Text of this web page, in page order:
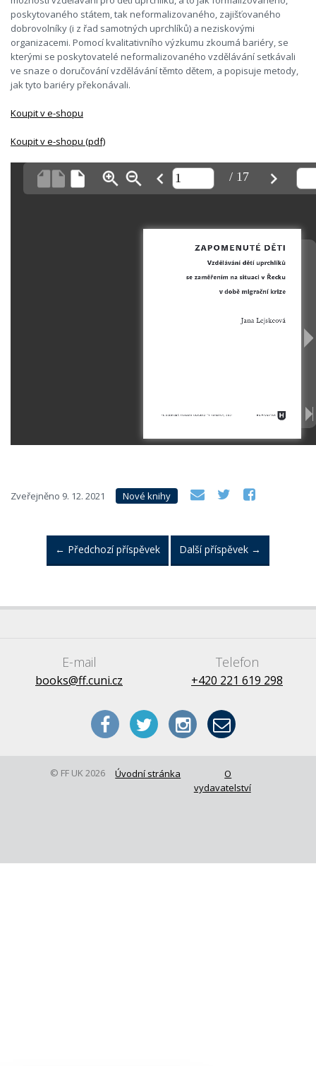
poskytovaného státem, tak neformalizovaného, zajišťovaného
dobrovolníky (i z řad samotných uprchlíků) a neziskovými
organizacemi. Pomocí kvalitativního výzkumu zkoumá bariéry, se
kterými se poskytovatelé neformalizovaného vzdělávání setkávali
ve snaze o doručování vzdělávání těmto dětem, a popisuje metody,
jak tyto bariéry překonávali.
Koupit v e-shopu
Koupit v e-shopu (pdf)
Zveřejněno 9. 12. 2021 Nové knihy
← Předchozí příspěvek Další příspěvek →
E-mail
books@ff.cuni.cz
Telefon
+420 221 619 298
© FF UK 2026 Úvodní stránka
O
vydavatelství